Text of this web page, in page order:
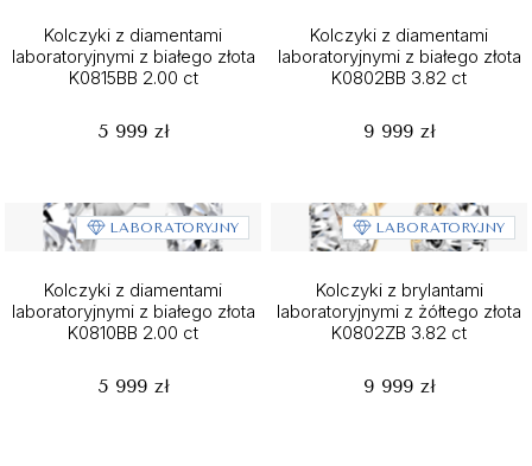
Kolczyki z diamentami
laboratoryjnymi z białego złota
K0815BB 2.00 ct
5 999 zł
Kolczyki z diamentami
laboratoryjnymi z białego złota
K0802BB 3.82 ct
9 999 zł
LABORATORYJNY
Kolczyki z diamentami
laboratoryjnymi z białego złota
K0810BB 2.00 ct
5 999 zł
LABORATORYJNY
Kolczyki z brylantami
laboratoryjnymi z żółtego złota
K0802ZB 3.82 ct
9 999 zł